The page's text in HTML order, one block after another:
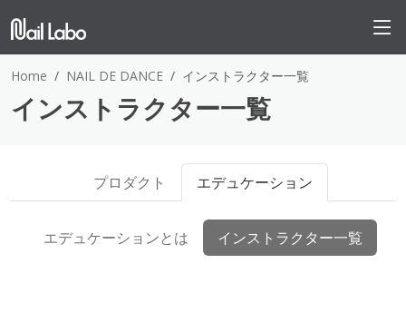
Home NAIL DE DANCE インストラクター一覧
インストラクター一覧
プロダクト エデュケーション
エデュケーションとは インストラクター一覧